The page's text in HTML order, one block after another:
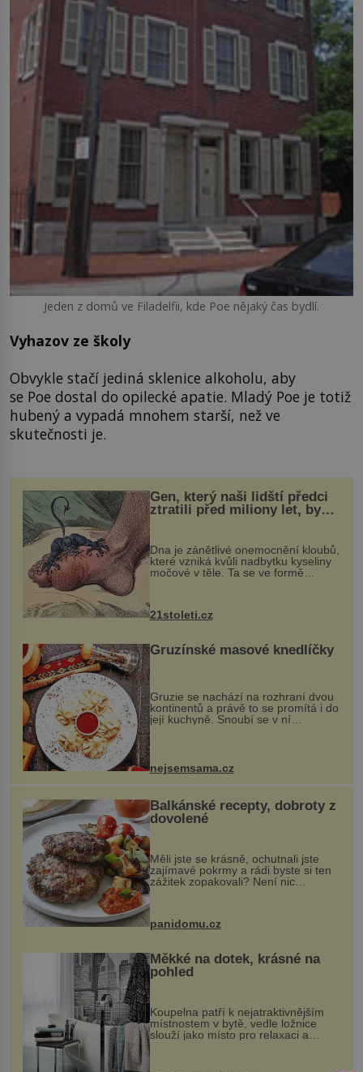
Jeden z domů ve Filadelfii, kde Poe nějaký čas bydlí.
Vyhazov ze školy
Obvykle stačí jediná sklenice alkoholu, aby
se Poe dostal do opilecké apatie. Mladý Poe je totiž
hubený a vypadá mnohem starší, než ve
skutečnosti je.
Gen, který naši lidští předci
ztratili před miliony let, by
mohl pomoci s léčbou
„nemoci králů“
Dna je zánětlivé onemocnění kloubů,
které vzniká kvůli nadbytku kyseliny
močové v těle. Ta se ve formě
nohou, a způsobuje bole...
21stoleti.cz
Gruzínské masové knedlíčky
Gruzie se nachází na rozhraní dvou
kontinentů a právě to se promítá i do
její kuchyně. Snoubí se v ní
evropské a asijské chutě a díky tomu
pokrmy, které rozhodně st...
nejsemsama.cz
Balkánské recepty, dobroty z
dovolené
Měli jste se krásně, ochutnali jste
zajímavé pokrmy a rádi byste si ten
zážitek zopakovali? Není nic
snazšího. Pljeskavica (10 porcí)
Možná jste ji ochutnali na dovolené v
panidomu.cz
Měkké na dotek, krásné na
pohled
Koupelna patří k nejatraktivnějším
místnostem v bytě, vedle ložnice
slouží jako místo pro relaxaci a
odpočinek. Koupelnový textil –
ručníky, osušky a koberečky –